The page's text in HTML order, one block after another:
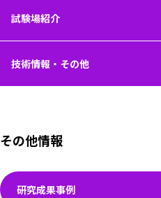
試験場紹介
技術情報・その他
その他情報
研究成果事例